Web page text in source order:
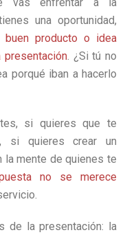
una oportunidad,
buen producto o idea
presentación. ¿Si tú no
porqué iban a hacerlo
si quieres que te
si quieres crear un
la mente de quienes te
no se merece
de la presentación: la